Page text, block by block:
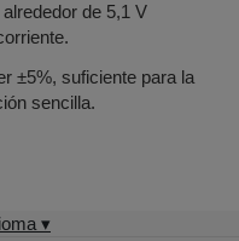
de 5,1 V
±5%, suficiente para la
sencilla.
▾